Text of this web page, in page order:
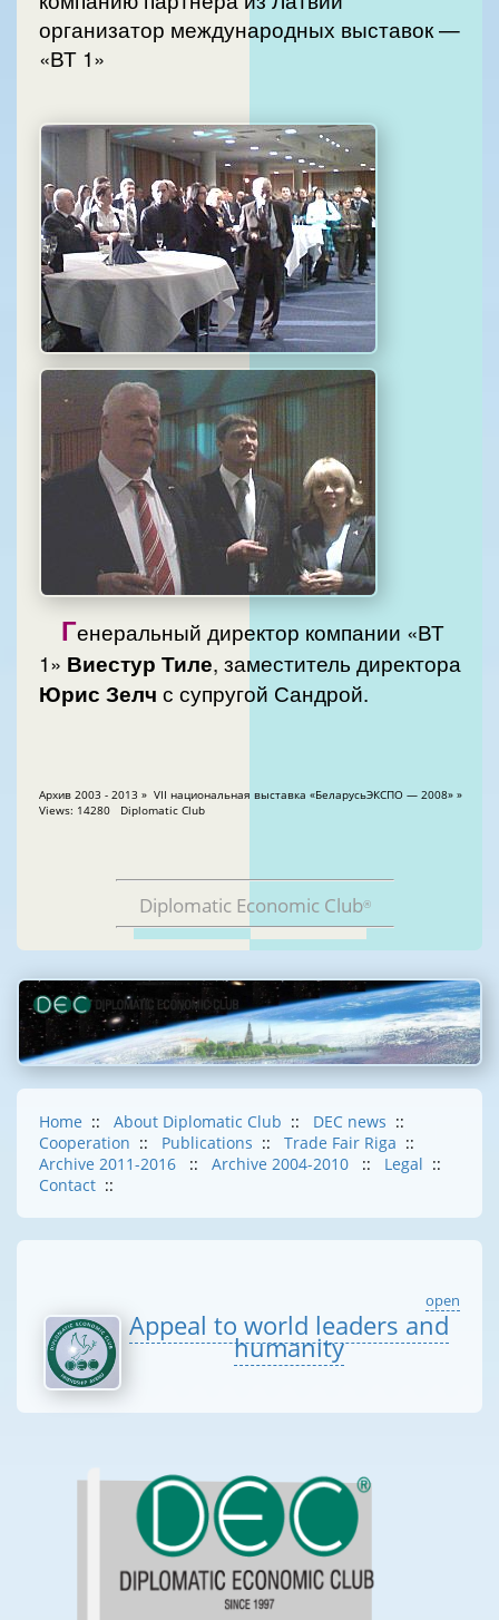
организатор международных выставок —
«ВТ 1»
Генеральный директор компании «ВТ
1» Виестур Тиле, заместитель директора
Юрис Зелч с супругой Сандрой.
Aрхив 2003 - 2013 » VII национальная выставка «БеларусьЭКСПО — 2008» »
Views: 14280 Diplomatic Club
Diplomatic Economic Club®
Home :: About Diplomatic Club :: DEC news ::
Cooperation :: Publications :: Trade Fair Riga ::
Archive 2011-2016
:: Archive 2004-2010 :: Legal ::
Contact ::
open
Appeal to world leaders and
humanity